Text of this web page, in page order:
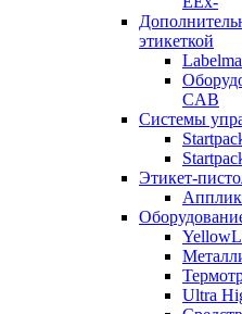
этикеткой
CAB
Системы
Этикет-
Ultra